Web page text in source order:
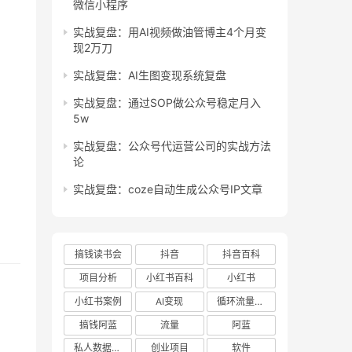
微信小程序
实战复盘：用AI视频做油管博主4个月变
现2万刀
实战复盘：AI生图变现系统复盘
实战复盘：通过SOP做公众号稳定月入
5w
实战复盘：公众号代运营公司的实战方法
论
实战复盘：coze自动生成公众号IP文章
搞钱读书会 抖音
抖音百科
项目分析
小红书百科
小红书
小红书案例
AI变现
循环流量实验室
搞钱阿蓝
流量
阿蓝
私人数据库项目
创业项目 软件